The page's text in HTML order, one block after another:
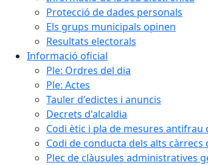
Protecció de dades personals
Els grups municipals opinen
Resultats electorals
Informació oficial
Ple: Ordres del dia
Ple: Actes
Tauler d'edictes i anuncis
Decrets d'alcaldia
Codi ètic i pla de mesures antifrau
Codi de conducta dels alts
Plec de clàusules administratives